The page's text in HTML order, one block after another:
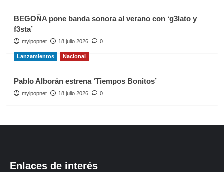
BEGOÑA pone banda sonora al verano con ‘g3lato y
f3sta’
myipopnet 18 julio 2026 0
Lanzamientos Nacional
Pablo Alborán estrena ‘Tiempos Bonitos’
myipopnet 18 julio 2026 0
Enlaces de interés